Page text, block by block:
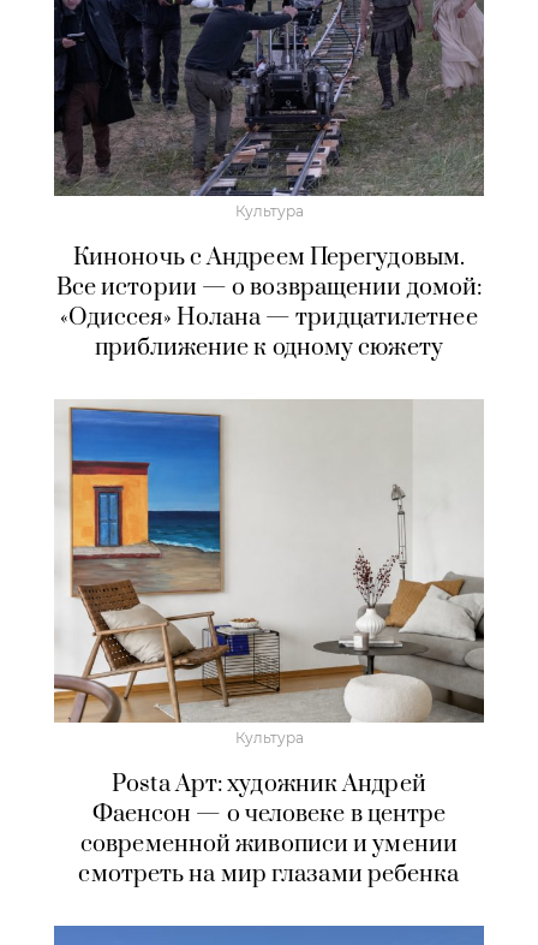
Культура
Киноночь с Андреем Перегудовым.
Все истории — о возвращении домой:
«Одиссея» Нолана — тридцатилетнее
приближение к одному сюжету
Культура
Posta Арт: художник Андрей
Фаенсон — о человеке в центре
современной живописи и умении
смотреть на мир глазами ребенка